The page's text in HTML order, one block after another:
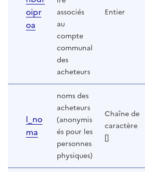
oipr
oa
associés
au
compte
communal
des
acheteurs
Entier
l_no
ma
noms des
acheteurs
(anonymis
és pour les
personnes
physiques)
Chaîne de
caractère
[]